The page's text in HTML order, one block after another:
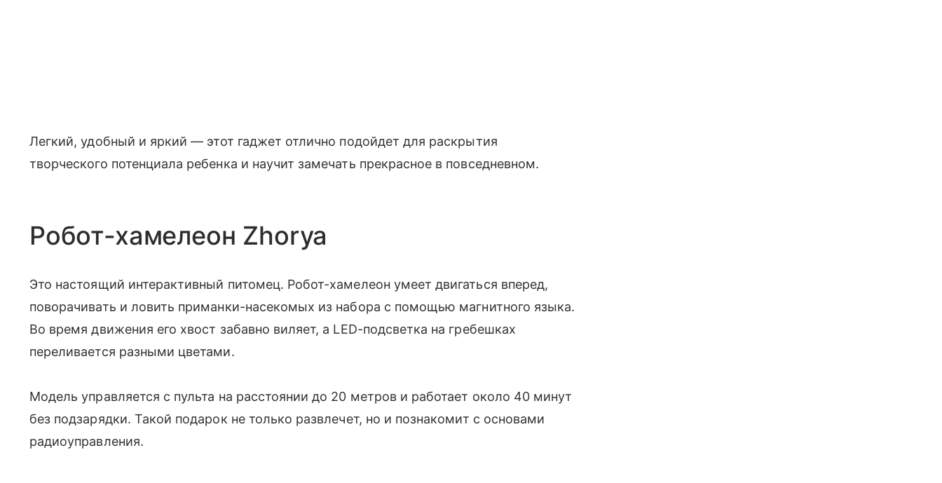
Легкий, удобный и яркий — этот гаджет отлично подойдет для раскрытия
творческого потенциала ребенка и научит замечать прекрасное в повседневном.
Робот-хамелеон Zhorya
Это настоящий интерактивный питомец. Робот-хамелеон умеет двигаться вперед,
поворачивать и ловить приманки-насекомых из набора с помощью магнитного языка.
Во время движения его хвост забавно виляет, а LED-подсветка на гребешках
переливается разными цветами.
Модель управляется с пульта на расстоянии до 20 метров и работает около 40 минут
без подзарядки. Такой подарок не только развлечет, но и познакомит с основами
радиоуправления.